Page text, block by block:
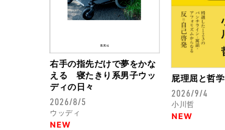
右手の指先だけで夢をかな
える 寝たきり系男子ウッ
ディの日々
2026/8/5
ウッディ
NEW
屁理屈と哲学
2026/9/4
小川哲
NEW